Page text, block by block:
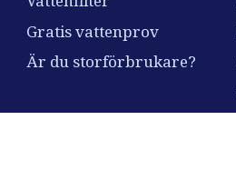
Gratis vattenprov
Är du storförbrukare?